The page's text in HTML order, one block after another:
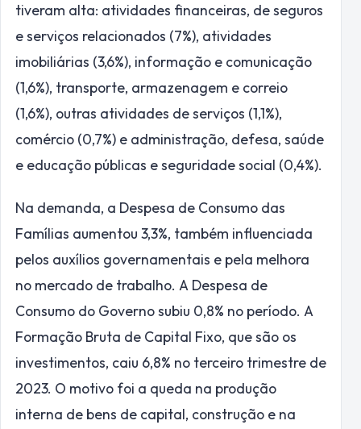
tiveram alta: atividades financeiras, de seguros
e serviços relacionados (7%), atividades
imobiliárias (3,6%), informação e comunicação
(1,6%), transporte, armazenagem e correio
(1,6%), outras atividades de serviços (1,1%),
comércio (0,7%) e administração, defesa, saúde
e educação públicas e seguridade social (0,4%).
Na demanda, a Despesa de Consumo das
Famílias aumentou 3,3%, também influenciada
pelos auxílios governamentais e pela melhora
no mercado de trabalho. A Despesa de
Consumo do Governo subiu 0,8% no período. A
Formação Bruta de Capital Fixo, que são os
investimentos, caiu 6,8% no terceiro trimestre de
2023. O motivo foi a queda na produção
interna de bens de capital, construção e na